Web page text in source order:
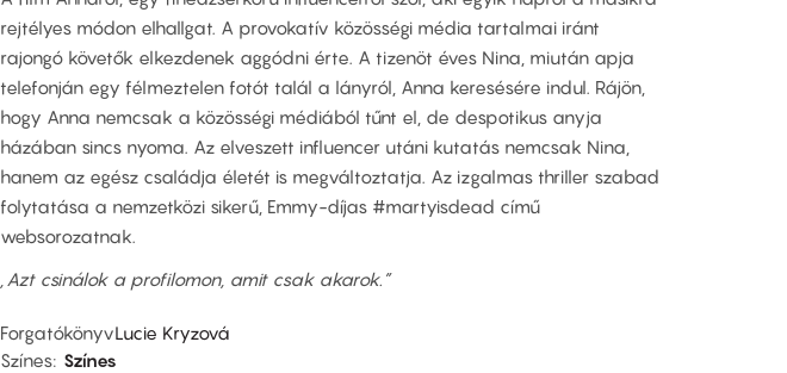
rejtélyes módon elhallgat. A provokatív közösségi média tartalmai iránt
rajongó követők elkezdenek aggódni érte. A tizenöt éves Nina, miután apja
telefonján egy félmeztelen fotót talál a lányról, Anna keresésére indul. Rájön,
hogy Anna nemcsak a közösségi médiából tűnt el, de despotikus anyja
házában sincs nyoma. Az elveszett influencer utáni kutatás nemcsak Nina,
hanem az egész családja életét is megváltoztatja. Az izgalmas thriller szabad
folytatása a nemzetközi sikerű, Emmy-díjas #martyisdead című
websorozatnak.
„Azt csinálok a profilomon, amit csak akarok.”
ForgatókönyvLucie Kryzová
Színes Színes